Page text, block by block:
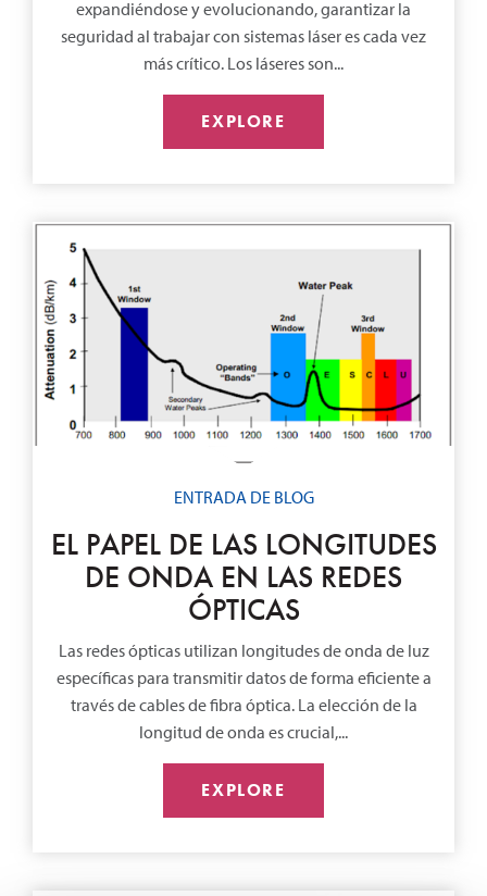
expandiéndose y evolucionando, garantizar la
seguridad al trabajar con sistemas láser es cada vez
más crítico. Los láseres son...
EXPLORE
ENTRADA DE BLOG
EL PAPEL DE LAS LONGITUDES
DE ONDA EN LAS REDES
ÓPTICAS
Las redes ópticas utilizan longitudes de onda de luz
específicas para transmitir datos de forma eficiente a
través de cables de fibra óptica. La elección de la
longitud de onda es crucial,...
EXPLORE